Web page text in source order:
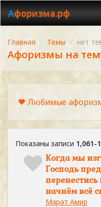
Афоризма.рф
Главная Темы нет
Афоризмы на
Любимые
Показаны записи 1,061-
Когда мы
Господь
начнём всё
Марат Амир